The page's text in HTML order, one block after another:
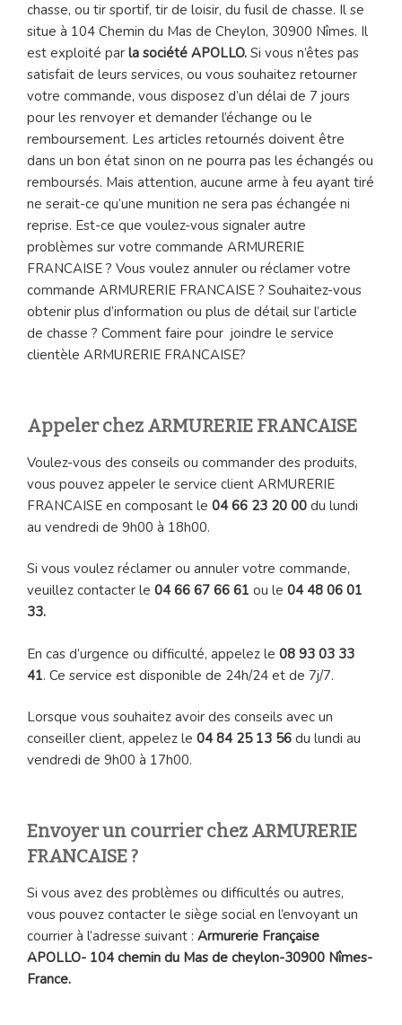
chasse, ou tir sportif, tir de loisir, du fusil de chasse. Il se
situe à 104 Chemin du Mas de Cheylon, 30900 Nîmes. Il
est exploité par la société APOLLO. Si vous n’êtes pas
satisfait de leurs services, ou vous souhaitez retourner
votre commande, vous disposez d’un délai de 7 jours
pour les renvoyer et demander l’échange ou le
remboursement. Les articles retournés doivent être
dans un bon état sinon on ne pourra pas les échangés ou
remboursés. Mais attention, aucune arme à feu ayant tiré
ne serait-ce qu’une munition ne sera pas échangée ni
reprise. Est-ce que voulez-vous signaler autre
problèmes sur votre commande ARMURERIE
FRANCAISE ? Vous voulez annuler ou réclamer votre
commande ARMURERIE FRANCAISE ? Souhaitez-vous
obtenir plus d’information ou plus de détail sur l’article
de chasse ? Comment faire pour joindre le service
clientèle ARMURERIE FRANCAISE?
Appeler chez ARMURERIE FRANCAISE
Voulez-vous des conseils ou commander des produits,
vous pouvez appeler le service client ARMURERIE
FRANCAISE en composant le 04 66 23 20 00 du lundi
au vendredi de 9h00 à 18h00.
Si vous voulez réclamer ou annuler votre commande,
veuillez contacter le 04 66 67 66 61 ou le 04 48 06 01
33.
En cas d’urgence ou difficulté, appelez le 08 93 03 33
41. Ce service est disponible de 24h/24 et de 7j/7.
Lorsque vous souhaitez avoir des conseils avec un
conseiller client, appelez le 04 84 25 13 56 du lundi au
vendredi de 9h00 à 17h00.
Envoyer un courrier chez ARMURERIE
FRANCAISE ?
Si vous avez des problèmes ou difficultés ou autres,
vous pouvez contacter le siège social en l’envoyant un
courrier à l’adresse suivant : Armurerie Française
APOLLO- 104 chemin du Mas de cheylon-30900 Nîmes-
France.